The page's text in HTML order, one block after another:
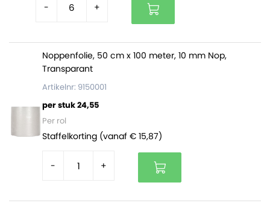
- +
Noppenfolie, 50 cm x 100 meter, 10 mm Nop,
Transparant
Artikelnr: 9150001
per stuk 24,55
Per rol
Staffelkorting (vanaf € 15,87)
- +